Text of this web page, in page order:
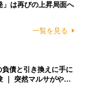
」は再びの上昇局面へ
一覧を見る
負債と引き換えに手に
｜ 突然マルサがや…